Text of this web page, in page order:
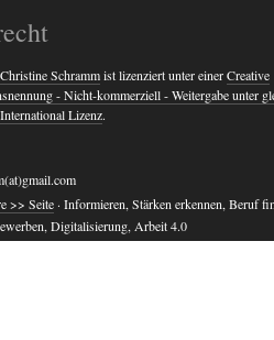
Christine Schrammist lizenziert unter einerCreative
- Nicht-kommerziell - Weitergabe unter
Lizenz.
>> Seite · Informieren, Stärken erkennen, Beruf
Digitalisierung, Arbeit 4.0